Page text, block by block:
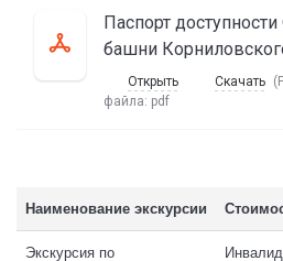
Паспорт
башни
Открыть Скачать
файла: pdf
Наименование экскурсии
Экскурсия по